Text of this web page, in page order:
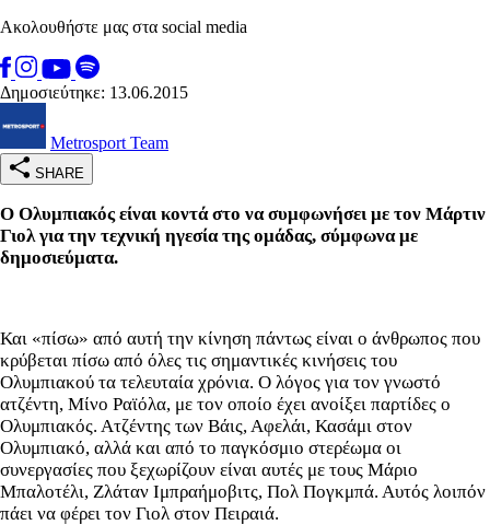
Ακολουθήστε μας στα social media
Δημοσιεύτηκε: 13.06.2015
Metrosport Team
SHARE
Ο Ολυμπιακός είναι κοντά στο να συμφωνήσει με τον Μάρτιν
Γιολ για την τεχνική ηγεσία της ομάδας, σύμφωνα με
δημοσιεύματα.
Και «πίσω» από αυτή την κίνηση πάντως είναι ο άνθρωπος που
κρύβεται πίσω από όλες τις σημαντικές κινήσεις του
Ολυμπιακού τα τελευταία χρόνια. Ο λόγος για τον γνωστό
ατζέντη, Μίνο Ραϊόλα, με τον οποίο έχει ανοίξει παρτίδες ο
Ολυμπιακός. Ατζέντης των Βάις, Αφελάι, Κασάμι στον
Ολυμπιακό, αλλά και από το παγκόσμιο στερέωμα οι
συνεργασίες που ξεχωρίζουν είναι αυτές με τους Μάριο
Μπαλοτέλι, Ζλάταν Ιμπραήμοβιτς, Πολ Πογκμπά. Αυτός λοιπόν
πάει να φέρει τον Γιολ στον Πειραιά.